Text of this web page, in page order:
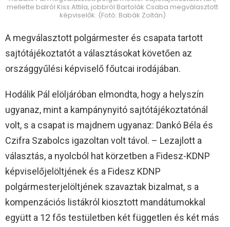
mellette balról Kiss Attila, jobbról Bartolák Csaba megválasztott
képviselők. (Fotó: Babák Zoltán)
A megválasztott polgármester és csapata tartott
sajtótájékoztatót a választásokat követően az
országgyűlési képviselő főutcai irodájában.
Hodálik Pál elöljáróban elmondta, hogy a helyszín
ugyanaz, mint a kampánynyitó sajtótájékoztatónál
volt, s a csapat is majdnem ugyanaz: Dankó Béla és
Czifra Szabolcs igazoltan volt távol. – Lezajlott a
választás, a nyolcból hat körzetben a Fidesz-KDNP
képviselőjelöltjének és a Fidesz KDNP
polgármesterjelöltjének szavaztak bizalmat, s a
kompenzációs listákról kiosztott mandátumokkal
együtt a 12 fős testületben két független és két más